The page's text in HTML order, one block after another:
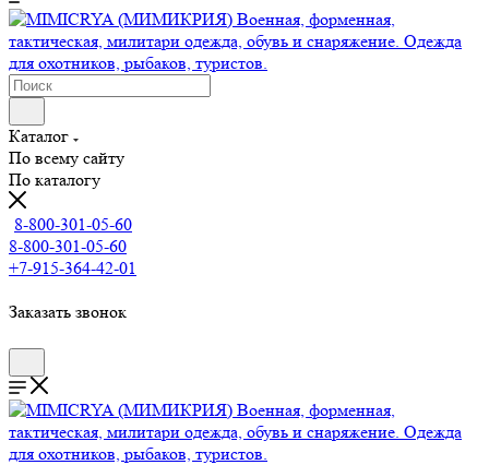
Каталог
По всему сайту
По каталогу
8-800-301-05-60
8-800-301-05-60
+7-915-364-42-01
Заказать звонок